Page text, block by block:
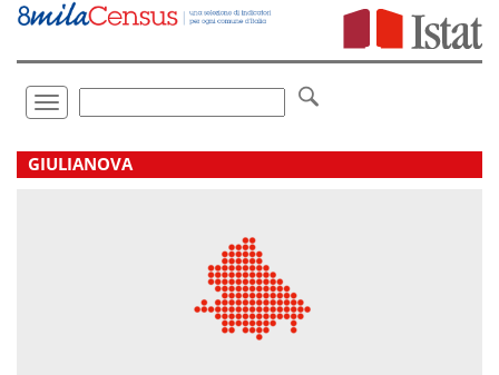
Vai
direttamente
Toggle
navigation
.
GIULIANOVA